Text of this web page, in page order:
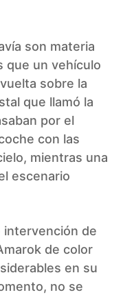
son materia
que un vehículo
sobre la
que llamó la
por el
con las
mientras una
escenario
intervención de
de color
en su
no se